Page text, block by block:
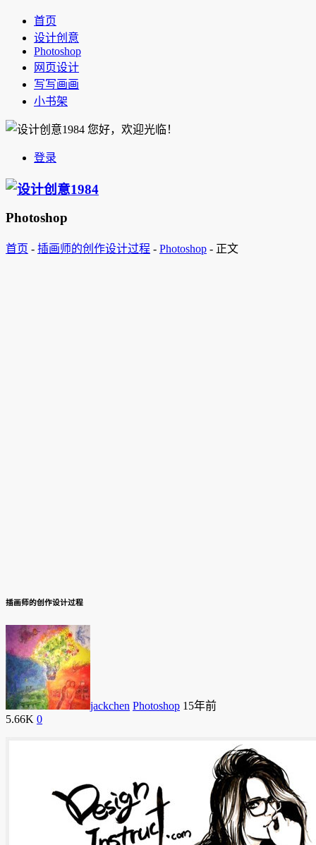
首页
设计创意
Photoshop
网页设计
写写画画
小书架
您好，欢迎光临！
登录
Photoshop
首页 - 插画师的创作设计过程 - Photoshop - 正文
插画师的创作设计过程
jackchen Photoshop 15年前
5.66K 0